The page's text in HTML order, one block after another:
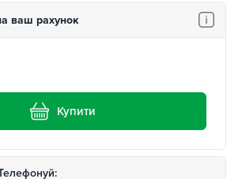
ваш рахунок
Купити